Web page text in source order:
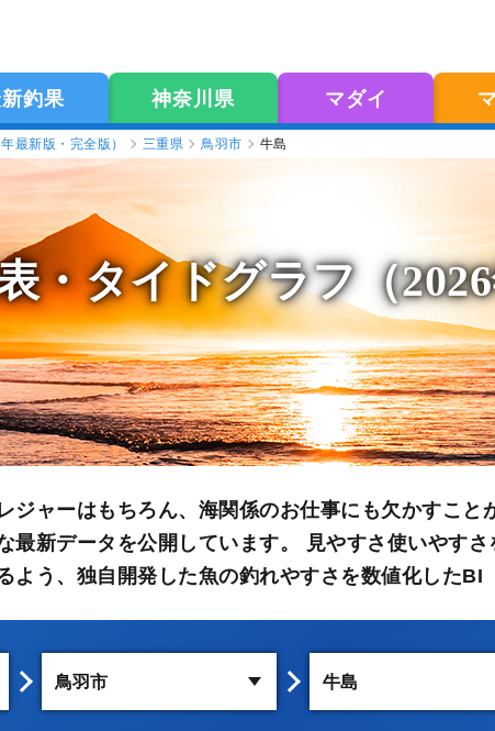
釣果 神奈川県 マダイ
最新版・完全版） 三重県 鳥羽市 牛島
・タイドグラフ（
ジャーはもちろん、海関係のお仕事にも欠かすこと
最新データを公開しています。 見やすさ使いやす
よう、独自開発した魚の釣れやすさを数値化したBI